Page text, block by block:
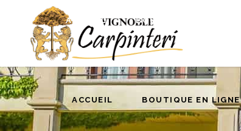
ACCUEIL BOUTIQUE EN LIGNE
ACCUEIL BOUTIQUE EN LIGNE